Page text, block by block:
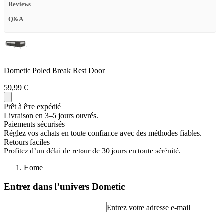
Reviews
Q&A
Dometic Poled Break Rest Door
59,99 €
Prêt à être expédié
Livraison en 3–5 jours ouvrés.
Paiements sécurisés
Réglez vos achats en toute confiance avec des méthodes fiables.
Retours faciles
Profitez d’un délai de retour de 30 jours en toute sérénité.
Home
Entrez dans l’univers Dometic
Entrez votre adresse e-mail